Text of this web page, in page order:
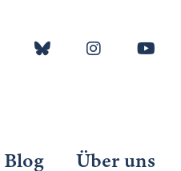
Blog Über uns